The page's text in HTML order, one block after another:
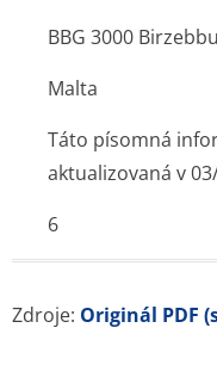
BBG 3000
Malta
Táto písomná
aktualizovaná v
6
Zdroje: Originál PDF